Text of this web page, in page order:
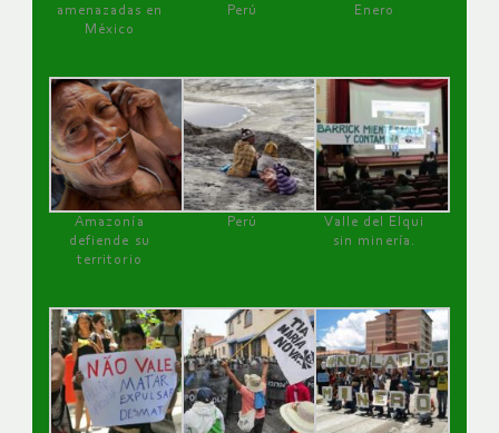
amenazadas en
México
Perú
Enero
Amazonía
defiende su
territorio
Perú
Valle del Elqui
sin minería.